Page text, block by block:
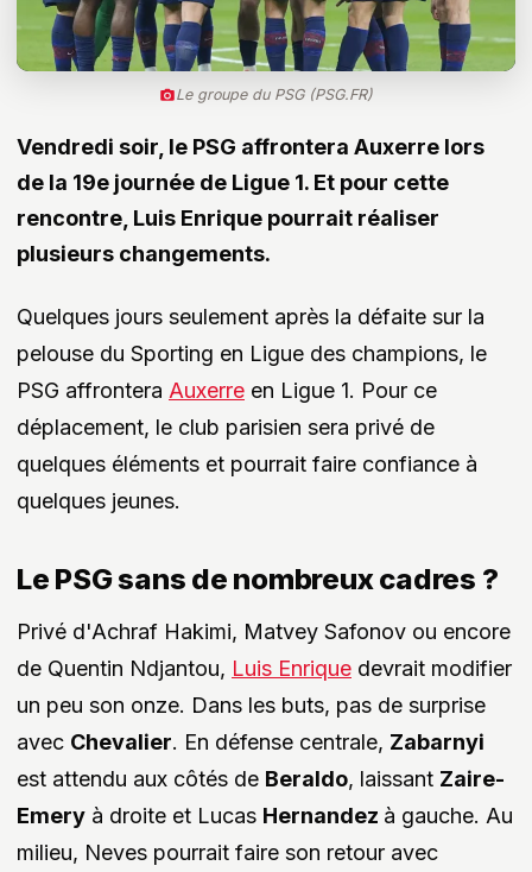
Le groupe du PSG (PSG.FR)
Vendredi soir, le PSG affrontera Auxerre lors
de la 19e journée de Ligue 1. Et pour cette
rencontre, Luis Enrique pourrait réaliser
plusieurs changements.
Quelques jours seulement après la défaite sur la
pelouse du Sporting en Ligue des champions, le
PSG affrontera Auxerre en Ligue 1. Pour ce
déplacement, le club parisien sera privé de
quelques éléments et pourrait faire confiance à
quelques jeunes.
Le PSG sans de nombreux cadres ?
Privé d'Achraf Hakimi, Matvey Safonov ou encore
de Quentin Ndjantou, Luis Enrique devrait modifier
un peu son onze. Dans les buts, pas de surprise
avec Chevalier. En défense centrale, Zabarnyi
est attendu aux côtés de Beraldo, laissant Zaire-
Emery à droite et Lucas Hernandez à gauche. Au
milieu, Neves pourrait faire son retour avec